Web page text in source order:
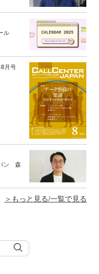
ル
月号
ン 森
もっと見る/一覧で見る